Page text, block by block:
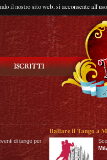
il nostro sito web, si acconsente
di tango per
Ballare il Tango a